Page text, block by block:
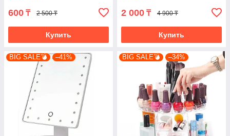
600 ₸ 2 500 ₸
Купить
2 000 ₸ 4 900 ₸
Купить
BIG SALE💣 –41% BIG SALE💣 –34%